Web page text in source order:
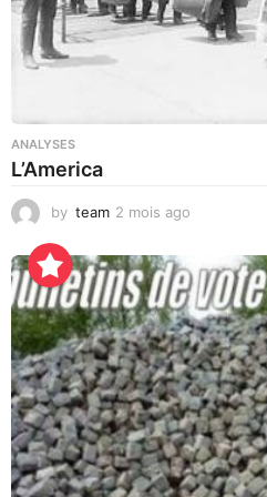
ANALYSES
L’America
by team 2 mois ago
u
r
s
a
g
o